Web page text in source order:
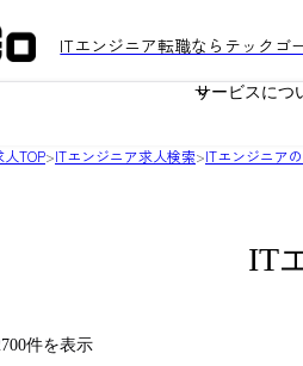
ITエンジニア転職ならテックゴ
サービスにつ
TOP>ITエンジニア求人検索>ITエンジニア
IT
件を表示